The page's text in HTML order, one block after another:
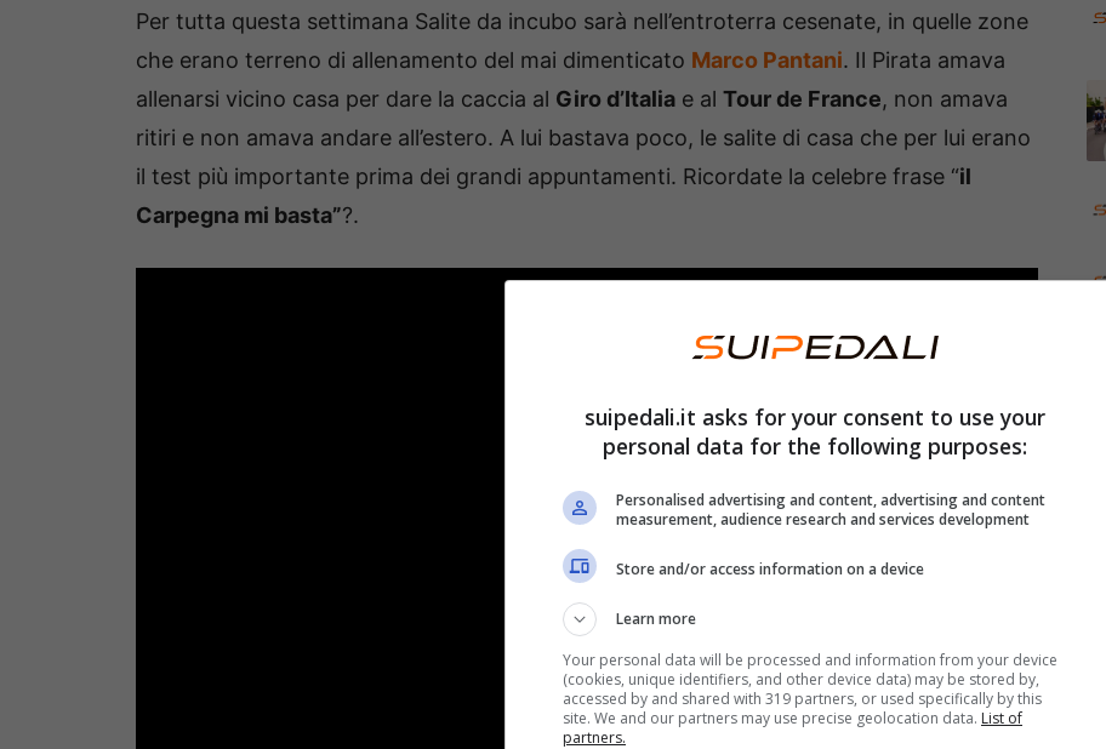
Per tutta questa settimana Salite da incubo sarà nell’entroterra cesenate, in quelle zone
che erano terreno di allenamento del mai dimenticato Marco Pantani. Il Pirata amava
allenarsi vicino casa per dare la caccia al Giro d’Italia e al Tour de France, non amava
ritiri e non amava andare all’estero. A lui bastava poco, le salite di casa che per lui erano
il test più importante prima dei grandi appuntamenti. Ricordate la celebre frase “il
Carpegna mi basta”?.
suipedali.it asks for your consent to use your
personal data for the following purposes:
Personalised advertising and content, advertising and content
measurement, audience research and services development
Store and/or access information on a device
Learn more
Your personal data will be processed and information from your device
(cookies, unique identifiers, and other device data) may be stored by,
accessed by and shared with 319 partners, or used specifically by this
site. We and our partners may use precise geolocation data. List of
partners.